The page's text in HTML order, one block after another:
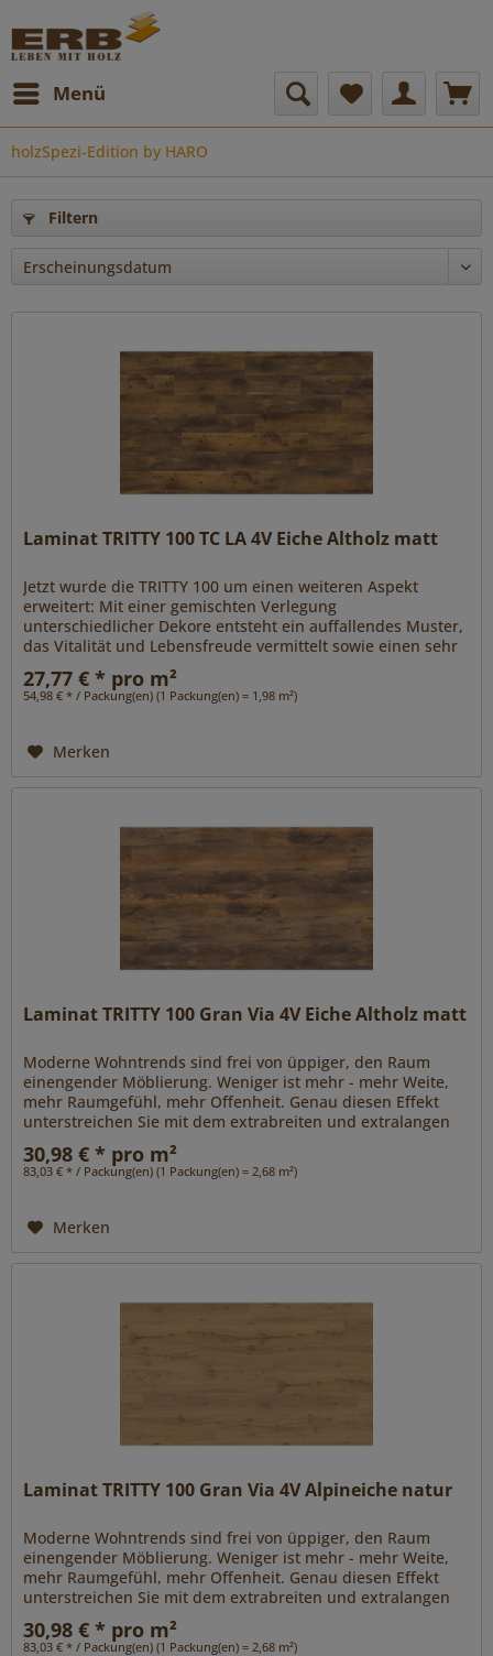
Menü
holzSpezi-Edition by HARO
Filtern
Laminat TRITTY 100 TC LA 4V Eiche Altholz matt
Jetzt wurde die TRITTY 100 um einen weiteren Aspekt
erweitert: Mit einer gemischten Verlegung
unterschiedlicher Dekore entsteht ein auffallendes Muster,
das Vitalität und Lebensfreude vermittelt sowie einen sehr
individuellen und...
27,77 € * pro m²
54,98 € * / Packung(en) (1 Packung(en) = 1,98 m²)
Merken
Laminat TRITTY 100 Gran Via 4V Eiche Altholz matt
Moderne Wohntrends sind frei von üppiger, den Raum
einengender Möblierung. Weniger ist mehr - mehr Weite,
mehr Raumgefühl, mehr Offenheit. Genau diesen Effekt
unterstreichen Sie mit dem extrabreiten und extralangen
Format Gran Via 4V....
30,98 € * pro m²
83,03 € * / Packung(en) (1 Packung(en) = 2,68 m²)
Merken
Laminat TRITTY 100 Gran Via 4V Alpineiche natur
Moderne Wohntrends sind frei von üppiger, den Raum
einengender Möblierung. Weniger ist mehr - mehr Weite,
mehr Raumgefühl, mehr Offenheit. Genau diesen Effekt
unterstreichen Sie mit dem extrabreiten und extralangen
Format Gran Via 4V....
30,98 € * pro m²
83,03 € * / Packung(en) (1 Packung(en) = 2,68 m²)